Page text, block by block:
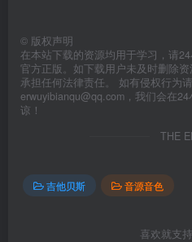
© 版权声明
在本站下载的资源均用于学习，请
官方正版。如下载用户未及时删除
承担任何法律责任。 如有侵权行为请
erwuyibianqu@qq.com，我们会在
谅！
THE
吉他贝斯 音源音色
喜欢就支